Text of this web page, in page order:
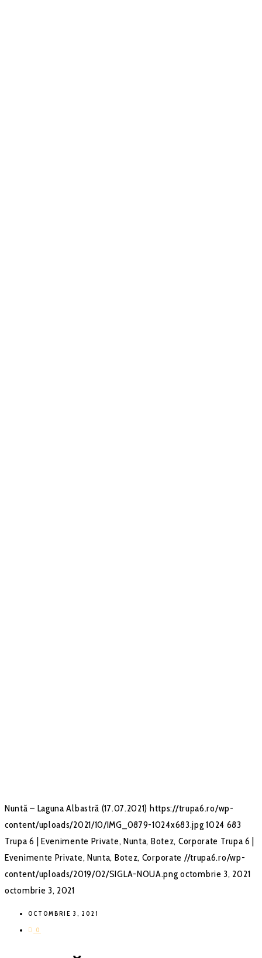
Nuntă – Laguna Albastră (17.07.2021) https://trupa6.ro/wp-
content/uploads/2021/10/IMG_0879-1024x683.jpg 1024 683
Trupa 6 | Evenimente Private, Nunta, Botez, Corporate Trupa 6 |
Evenimente Private, Nunta, Botez, Corporate //trupa6.ro/wp-
content/uploads/2019/02/SIGLA-NOUA.png octombrie 3, 2021
octombrie 3, 2021
OCTOMBRIE 3, 2021
0